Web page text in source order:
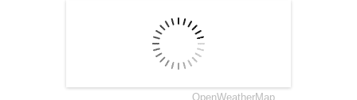
OpenWeatherMap